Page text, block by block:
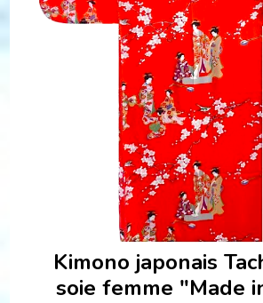
Kimono japonais
soie femme "Made